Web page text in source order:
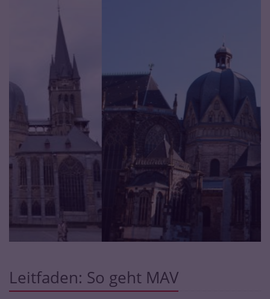
Leitfaden: So geht MAV